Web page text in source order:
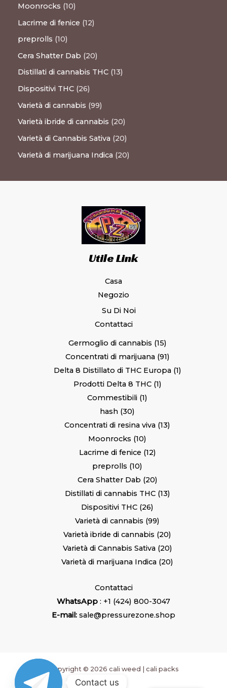
Moonrocks 10
Lacrime di fenice 12
preprolls 10
Cera Shatter Dab
20
Distillati di cannabis THC 13
Dispositivi THC 26
Varietà di cannabis 99
Varietà ibride di cannabis
20
Varietà di Cannabis Sativa
20
Varietà di marijuana Indica
20
Utile Link
Casa
Negozio
Su Di Noi
Contattaci
Germoglio di cannabis 15
Concentrati di marijuana 91
Delta 8 Distillato di THC Europa 1
Prodotti Delta 8 THC 1
Commestibili 1
hash 30
Concentrati di resina viva 13
Moonrocks 10
Lacrime di fenice 12
preprolls 10
Cera Shatter Dab 20
Distillati di cannabis THC 13
Dispositivi THC 26
Varietà di cannabis 99
Varietà ibride di cannabis 20
Varietà di Cannabis Sativa 20
Varietà di marijuana Indica 20
Contattaci
WhatsApp : +1 (424) 800-3047
E-mail: sale@pressurezone.shop
Copyright © 2026 cali weed | cali packs
Contact us